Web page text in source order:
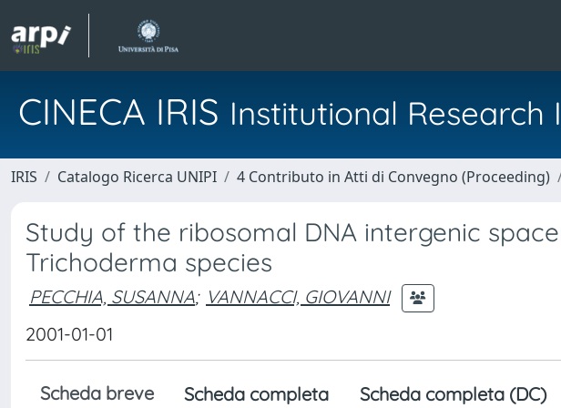
CINECA IRIS Institutional
IRIS Catalogo Ricerca UNIPI 4 Contributo in Atti di Convegno (Proceeding)
Study of the ribosomal DNA intergenic
Trichoderma species
PECCHIA, SUSANNA; VANNACCI, GIOVANNI
2001-01-01
Scheda breve Scheda completa Scheda completa (DC)